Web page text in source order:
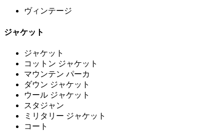
ヴィンテージ
ジャケット
ジャケット
コットン ジャケット
マウンテン パーカ
ダウン ジャケット
ウール ジャケット
スタジャン
ミリタリー ジャケット
コート